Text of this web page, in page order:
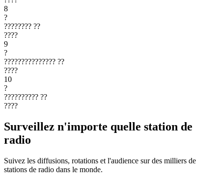
8
?
???????? ??
????
9
?
??????????????? ??
????
10
?
?????????? ??
????
Surveillez n'importe quelle station de
radio
Suivez les diffusions, rotations et l'audience sur des milliers de
stations de radio dans le monde.